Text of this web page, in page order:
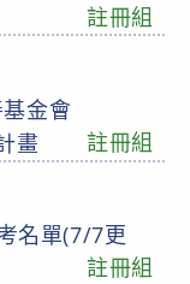
註冊組
金會
畫
註冊組
名單(7/7更
註冊組